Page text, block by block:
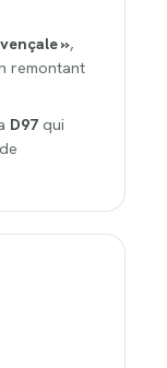
»,
remontant
D97 qui